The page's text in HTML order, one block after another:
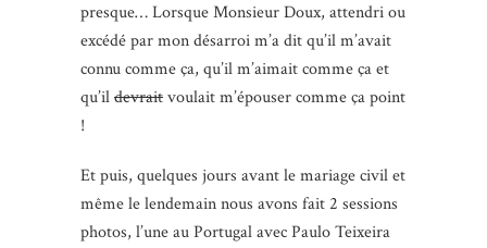
presque… Lorsque Monsieur Doux, attendri ou
excédé par mon désarroi m’a dit qu’il m’avait
connu comme ça, qu’il m’aimait comme ça et
qu’ildevraitvoulait m’épouser comme ça point
!
Et puis, quelques jours avant le mariage civil et
même le lendemain nous avons fait 2 sessions
photos, l’une au Portugal avec Paulo Teixeira